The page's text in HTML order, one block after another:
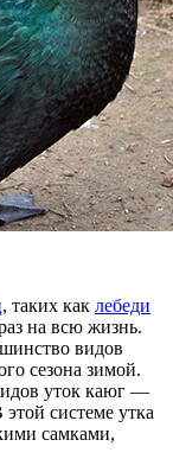
, таких как лебеди
на всю жизнь.
видов
сезона зимой.
уток каюг —
системе утка
самками,